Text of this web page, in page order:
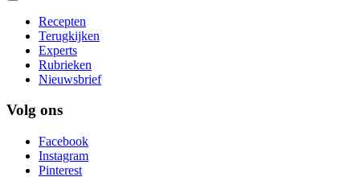
Recepten
Terugkijken
Experts
Rubrieken
Nieuwsbrief
Volg ons
Facebook
Instagram
Pinterest